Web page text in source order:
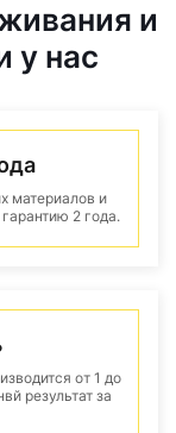
и
у нас
материалов и
2 года.
от 1 до
результат за